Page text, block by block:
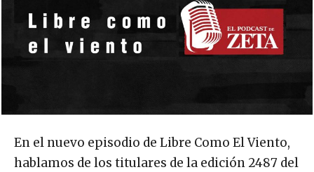
En el nuevo episodio de Libre Como El Viento,
hablamos de los titulares de la edición 2487 del